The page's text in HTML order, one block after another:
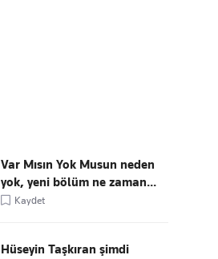
Var Mısın Yok Musun neden
yok, yeni bölüm ne zaman...
Kaydet
Hüseyin Taşkıran şimdi